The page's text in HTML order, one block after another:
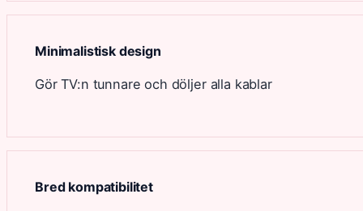
Minimalistisk design
Gör TV:n tunnare och döljer alla kablar
Bred kompatibilitet